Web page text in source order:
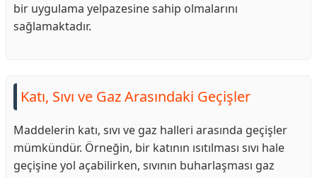
bir uygulama yelpazesine sahip olmalarını
sağlamaktadır.
Katı, Sıvı ve Gaz Arasındaki Geçişler
Maddelerin katı, sıvı ve gaz halleri arasında geçişler
mümkündür. Örneğin, bir katının ısıtılması sıvı hale
geçişine yol açabilirken, sıvının buharlaşması gaz